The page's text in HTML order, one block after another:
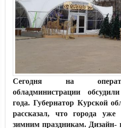
Сегодня на
обладминистрации
года. Губернатор Курской
рассказал, что города
зимним праздникам. Дизайн-